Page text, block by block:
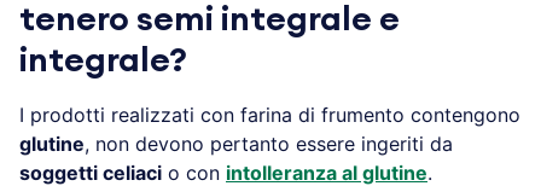
tenero semi integrale e
integrale?
I prodotti realizzati con farina di frumento contengono
glutine, non devono pertanto essere ingeriti da
soggetti celiaci o con intolleranza al glutine.